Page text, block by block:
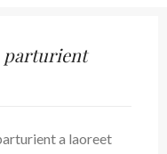
parturient
a laoreet